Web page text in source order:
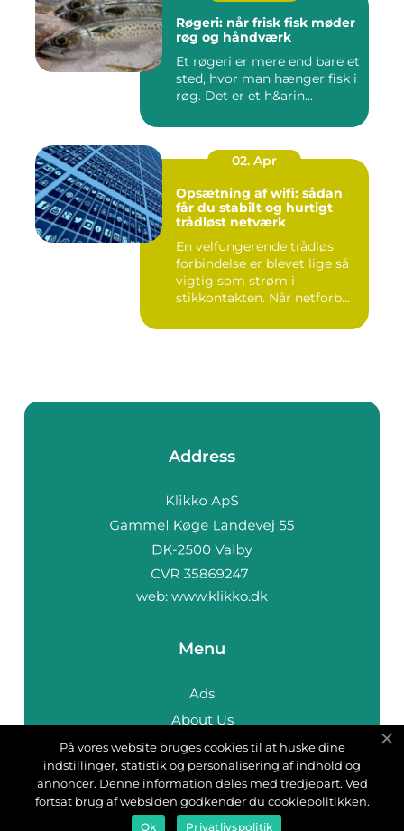
Røgeri: når frisk fisk møder
røg og håndværk
Et røgeri er mere end bare et
sted, hvor man hænger fisk i
røg. Det er et h&arin...
02. Apr
Opsætning af wifi: sådan
får du stabilt og hurtigt
trådløst netværk
En velfungerende trådløs
forbindelse er blevet lige så
vigtig som strøm i
stikkontakten. Når netforb...
Address
web: www.klikko.dk
Menu
Ads
About Us
Cookies
Contact
Sitemap
På vores website bruges cookies til at huske dine
indstillinger, statistik og personalisering af indhold og
annoncer. Denne information deles med tredjepart. Ved
fortsat brug af websiden godkender du cookiepolitikken.
Ok Privatlivspolitik